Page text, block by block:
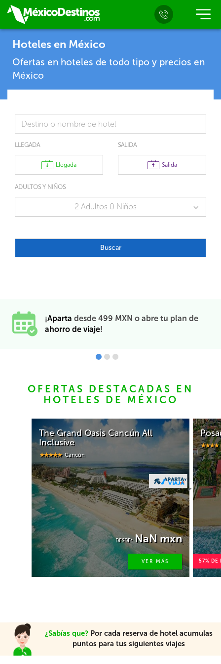
Hoteles en México
Ofertas en hoteles de todo tipo y precios en
México
LLEGADA
Llegada
SALIDA
Salida
ADULTOS Y NIÑOS
2 Adultos 0 Niños
Buscar
¡Aparta desde 499 MXN o abre tu plan de
ahorro de viaje!
OFERTAS DESTACADAS EN
HOTELES DE MÉXICO
NaN mxn
Posada Real Los Cabos
DESDE: 7,022
2,950 mxn
57% DE DTO. VER MÁS
¿Sabías que? Por cada reserva de hotel acumulas
puntos para tus siguientes viajes